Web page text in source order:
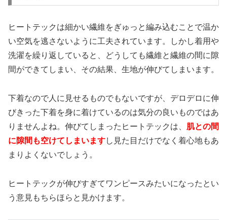
ヒートテックは細かい繊維をぎゅっと編み込むことで温か
い空気を逃さないように工夫されています。しかし着用や
洗濯を繰り返していると、どうしても繊維と繊維の間に隙
間ができてしまい、その結果、生地が伸びてしまいます。
下着なので人に見せるものでもないですが、デロデロに伸
びきった下着を身に着けているのは気分の良いものではあ
りませんよね。伸びてしまったヒートテックは、 肌との間
に隙間も空けてしまいますし見た目だけでなく着心地もあ
まりよくないでしょう。
ヒートテックが伸びすぎてワンピースみたいになったとい
う意見もちらほらと見かけます。